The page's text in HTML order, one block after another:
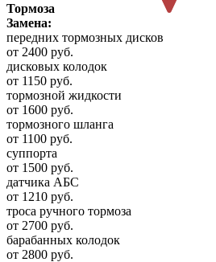
Тормоза
Замена:
передних тормозных дисков
от 2400 руб.
дисковых колодок
от 1150 руб.
тормозной жидкости
от 1600 руб.
тормозного шланга
от 1100 руб.
суппорта
от 1500 руб.
датчика АБС
от 1210 руб.
троса ручного тормоза
от 2700 руб.
барабанных колодок
от 2800 руб.